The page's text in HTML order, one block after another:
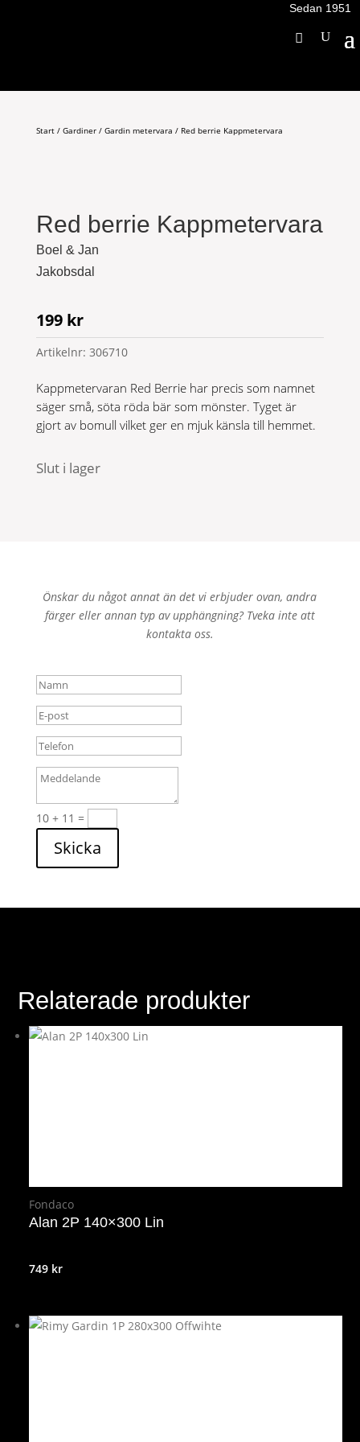
Sedan 1951
Start/ Gardiner/ Gardin metervara / Red berrie Kappmetervara
Red berrie Kappmetervara
Boel & Jan
Jakobsdal
199 kr
Artikelnr: 306710
Kappmetervaran Red Berrie har precis som namnet
säger små, söta röda bär som mönster. Tyget är
gjort av bomull vilket ger en mjuk känsla till hemmet.
Slut i lager
Önskar du något annat än det vi erbjuder ovan, andra
färger eller annan typ av upphängning? Tveka inte att
kontakta oss.
10 + 11 =
Skicka
Relaterade produkter
Fondaco
Alan 2P 140×300 Lin
749 kr